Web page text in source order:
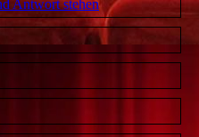
Antwort stehen